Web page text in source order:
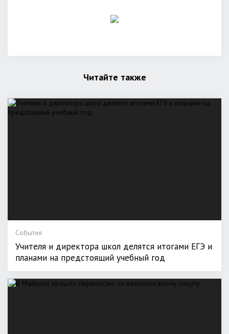
Читайте также
События
Учителя и директора школ делятся итогами ЕГЭ и
планами на предстоящий учебный год